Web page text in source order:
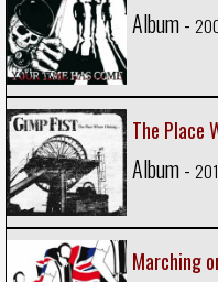
Album -
The Place
Album -
Marching